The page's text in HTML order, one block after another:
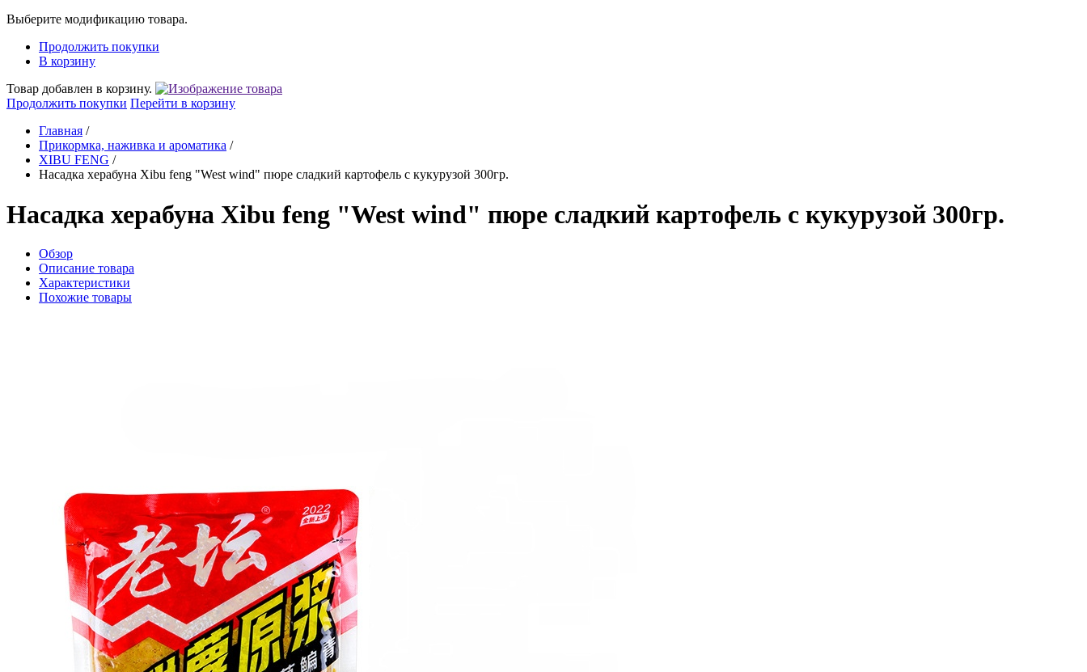
Выберите модификацию товара.
Продолжить покупки
В корзину
Товар добавлен в корзину.
Продолжить покупки Перейти в корзину
Главная /
Прикормка, наживка и ароматика /
XIBU FENG /
Насадка херабуна Xibu feng "West wind" пюре сладкий картофель с кукурузой 300гр.
Насадка херабуна Xibu feng "West wind" пюре сладкий картофель с кукурузой 300гр.
Обзор
Описание товара
Характеристики
Похожие товары